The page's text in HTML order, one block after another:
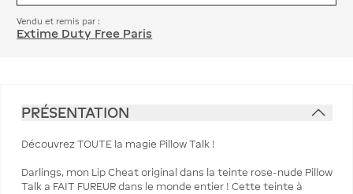
Vendu et remis par :
Extime Duty Free Paris
PRÉSENTATION
Découvrez TOUTE la magie Pillow Talk !
Darlings, mon Lip Cheat original dans la teinte rose-nude Pillow
Talk a FAIT FUREUR dans le monde entier ! Cette teinte à